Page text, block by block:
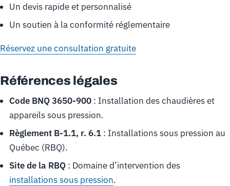
Un devis rapide et personnalisé
Un soutien à la conformité réglementaire
Réservez une consultation gratuite
Références légales
Code BNQ 3650-900: Installation des chaudières et
appareils sous pression.
Règlement B-1.1, r. 6.1: Installations sous pression au
Québec (RBQ).
Site de la RBQ: Domaine d’intervention des
installations sous pression.